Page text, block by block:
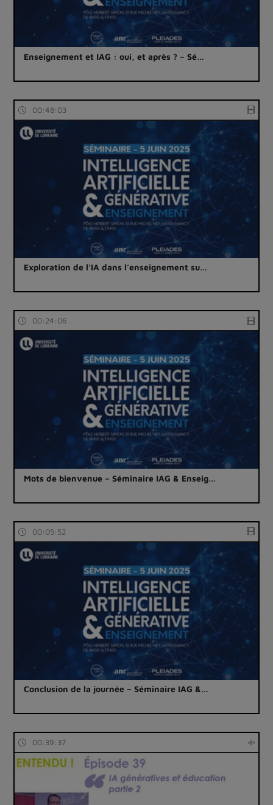
Enseignement et IAG : oui, et après ? – Sé…
00:48:03
Exploration de l’IA dans l’enseignement su…
00:24:06
Mots de bienvenue – Séminaire IAG & Enseig…
00:05:52
Conclusion de la journée – Séminaire IAG &…
00:39:37